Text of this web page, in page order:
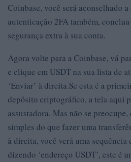
Coinbase, você será aconselhado
autenticação 2FA também,
segurança extra à sua conta.
Agora volte para a Coinbase, vá
e clique em USDT na sua lista de
‘Enviar’ à direita.Se esta é a
depósito criptográfico, a tela aqui
assustadora. Mas não se
simples do que fazer uma
à direita, você verá uma
dizendo ‘endereço USDT’, este é